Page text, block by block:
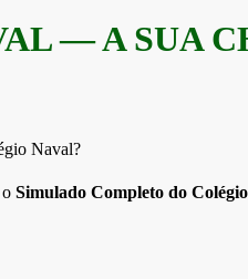
— A SUA
Naval?
Simulado Completo do